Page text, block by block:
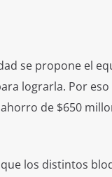
se propone el
lograrla. Por
de $650
los distintos